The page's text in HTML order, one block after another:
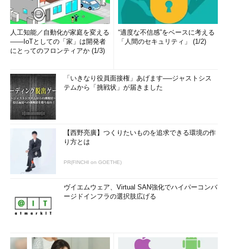
人工知能／自動化が家庭を変える
――IoTとしての「家」は開発者
にとってのフロンティアか (1/3)
“適度な不信感”をベースに考える
「人間のセキュリティ」 (1/2)
「いきなり役員面接権」あげます──ジャストシス
テムから「挑戦状」が届きました
【西野亮廣】つくりたいものを追求できる環境の作
り方とは
PR(FINCHI on GOETHE)
ヴイエムウェア、Virtual SAN強化でハイパーコンバ
ージドインフラの選択肢広げる